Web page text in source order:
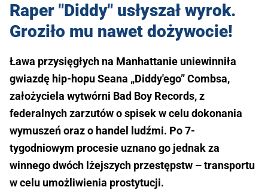
Raper "Diddy" usłyszał wyrok.
Groziło mu nawet dożywocie!
Ława przysięgłych na Manhattanie uniewinniła
gwiazdę hip-hopu Seana „Diddy'ego” Combsa,
założyciela wytwórni Bad Boy Records, z
federalnych zarzutów o spisek w celu dokonania
wymuszeń oraz o handel ludźmi. Po 7-
tygodniowym procesie uznano go jednak za
winnego dwóch lżejszych przestępstw – transportu
w celu umożliwienia prostytucji.